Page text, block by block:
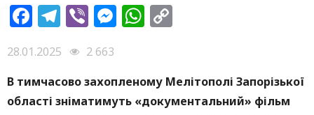
Facebook
Telegram
ViberMessenger
WhatsApp
28.01.2025
2 663
В тимчасово захопленому Мелітополі Запорізької
області зніматимуть «документальний» фільм